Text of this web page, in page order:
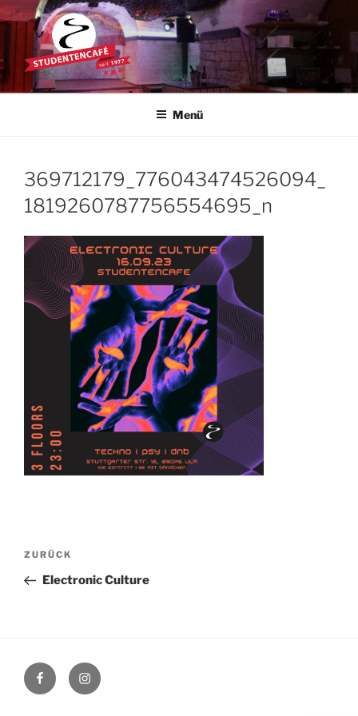
Zum
Inhalt
springen
STUDENTENCAFÉ
Die Kultkneipe in Ulm seit 1977
Menü
369712179_776043474526094_
1819260787756554695_n
Beitragsnavigation
Vorheriger
Beitrag
ZURÜCK
Electronic Culture
FacebookInstagram